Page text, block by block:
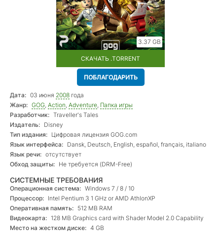
3.37 GB
СКАЧАТЬ .TORRENT
ПОБЛАГОДАРИТЬ
Дата: 03 июня 2008 года
Жанр: GOG, Action, Adventure, Папка игры
Разработчик: Traveller's Tales
Издатель: Disney
Тип издания: Цифровая лицензия GOG.com
Язык интерфейса: Dansk, Deutsch, English, español, français, italiano
Язык речи: отсутствует
Обход защиты: Не требуется (DRM-Free)
СИСТЕМНЫЕ ТРЕБОВАНИЯ
Операционная система: Windows 7 / 8 / 10
Процессор: Intel Pentium 3 1 GHz or AMD AthlonXP
Оперативная память: 512 MB RAM
Видеокарта: 128 MB Graphics card with Shader Model 2.0 Capability
Место на жестком диске: 4 GB